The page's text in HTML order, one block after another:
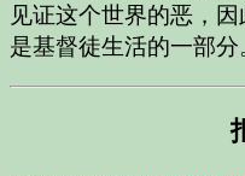
见证这个世界的恶，
是基督徒生活的一部分